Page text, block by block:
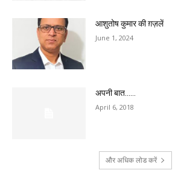
आशुतोष कुमार की ग़ज़लें
June 1, 2024
अपनी बात……
April 6, 2018
और अधिक लोड करें